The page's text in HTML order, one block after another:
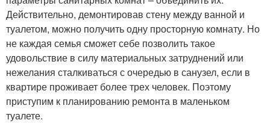
Действительно, демонтировав стену между ванной и
туалетом, можно получить одну просторную комнату. Но
не каждая семья сможет себе позволить такое
удовольствие в силу материальных затруднений или
нежелания сталкиваться с очередью в санузел, если в
квартире проживает более трех человек. Поэтому
приступим к планированию ремонта в маленьком
туалете.